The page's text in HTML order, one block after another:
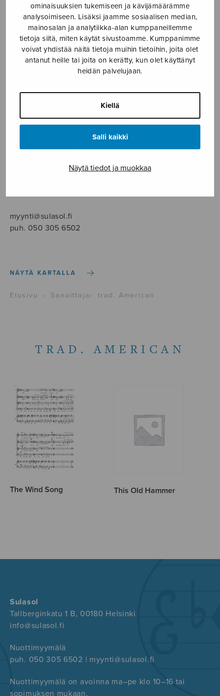
ominaisuuksien tukemiseen ja kävijämäärämme
analysoimiseen. Lisäksi jaamme sosiaalisen median,
mainosalan ja analytiikka-alan kumppaneillemme
tietoja siitä, miten käytät sivustoamme. Kumppanimme
voivat yhdistää näitä tietoja muihin tietoihin, joita olet
antanut heille tai joita on kerätty, kun olet käyttänyt
heidän palvelujaan.
Kiellä
Salli kaikki
Näytä tiedot ja muokkaa
SOITINKOULUT JA OPPAAT
SOITINMUSIIKKI
YKSINLAULU
YLEINEN
Sulasol nuottikauppa
Myymälä avoinna
myynti@sulasol.fi
puh. 050 305 6502
NÄYTÄ KARTALLA
Etusivu › Sanoittaja › trad. American
TRAD. AMERICAN
The Wind Song This Old Hammer
Sulasol
Tallberginkatu 1 B, 00180 Helsinki
info@sulasol.fi
Nuottimyymälä
puh. 050 305 6502 | myynti@sulasol.fi
Nuottimyymälä on avoinna ma–pe klo 10–16 tai
sopimuksen mukaan.